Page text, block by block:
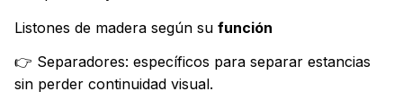
Listones de madera según su función
👉 Separadores: específicos para separar estancias
sin perder continuidad visual.